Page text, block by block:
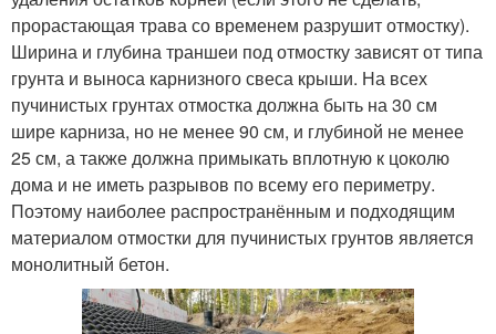
прорастающая трава со временем разрушит отмостку).
Ширина и глубина траншеи под отмостку зависят от типа
грунта и выноса карнизного свеса крыши. На всех
пучинистых грунтах отмостка должна быть на 30 см
шире карниза, но не менее 90 см, и глубиной не менее
25 см, а также должна примыкать вплотную к цоколю
дома и не иметь разрывов по всему его периметру.
Поэтому наиболее распространённым и подходящим
материалом отмостки для пучинистых грунтов является
монолитный бетон.